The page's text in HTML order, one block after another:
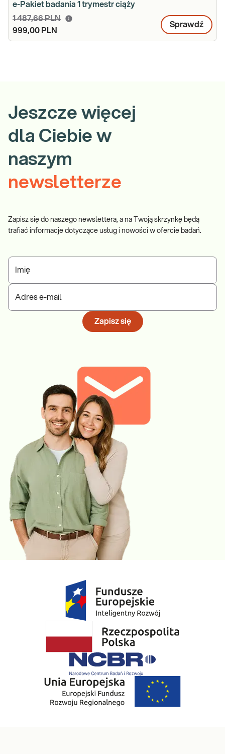
e-Pakiet badania 1 trymestr ciąży
1 487,66 PLN
999,00 PLN
Sprawdź
Jeszcze więcej
dla Ciebie w
naszym
newsletterze
Zapisz się do naszego newslettera, a na Twoją skrzynkę będą
trafiać informacje dotyczące usług i nowości w ofercie badań.
Imię
Adres e-mail
Zapisz się